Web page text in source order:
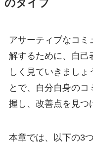
のタイプ
アサーティブなコミ
解するために、自己
しく見ていきまし
とで、自分自身の
握し、改善点を見つ
本章では、以下の3